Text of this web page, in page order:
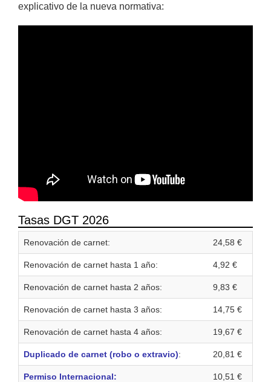
explicativo de la nueva normativa:
Tasas DGT 2026
Renovación de carnet: 24,58 €
Renovación de carnet hasta 1 año: 4,92 €
Renovación de carnet hasta 2 años: 9,83 €
Renovación de carnet hasta 3 años: 14,75 €
Renovación de carnet hasta 4 años: 19,67 €
Duplicado de carnet (robo o extravio): 20,81 €
Permiso Internacional: 10,51 €